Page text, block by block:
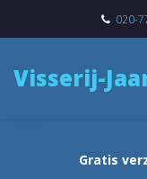
020-
Visserij-
Gratis